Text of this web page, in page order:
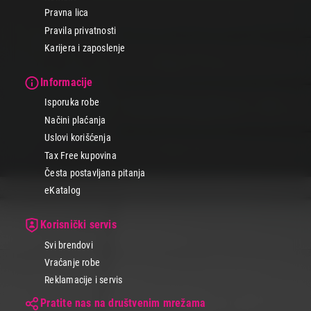
na kućnu adresu.
Pravna lica
Pravila privatnosti
Karijera i zaposlenje
Informacije
Isporuka robe
Načini plaćanja
Uslovi korišćenja
Tax Free kupovina
Česta postavljana pitanja
eKatalog
Korisnički servis
Svi brendovi
Vraćanje robe
Reklamacije i servis
Pratite nas na društvenim mrežama